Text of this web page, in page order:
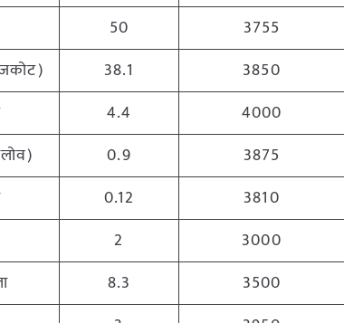
50 3755
38.1 3850
4.4 4000
0.9 3875
0.12 3810
2 3000
8.3 3500